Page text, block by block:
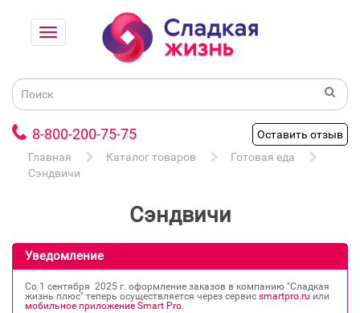
8-800-200-75-75
Оставить отзыв
Главная
Каталог товаров
Готовая еда
Сэндвичи
Сэндвичи
Уведомление
Со 1 сентября 2025 г. оформление заказов в компанию "Сладкая
жизнь плюс" теперь осуществляется через сервис smartpro.ru или
мобильное приложение Smart Pro.